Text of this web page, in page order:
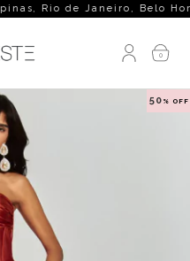
Rio de Janeiro, Belo
0
50 % OFF